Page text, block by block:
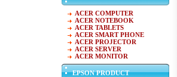
ACER COMPUTER
ACER NOTEBOOK
ACER TABLETS
ACER SMART PHONE
ACER PROJECTOR
ACER SERVER
ACER MONITOR
EPSON PRODUCT